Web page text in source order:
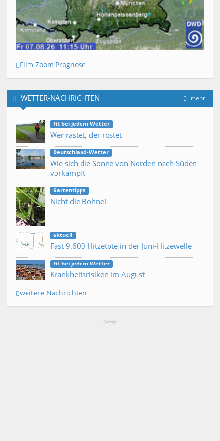
Film Zoom Prognose
mehr
WETTER-NACHRICHTEN
Fit bei jedem Wetter
Wer rastet, der rostet
Deutschland-Wetter
Wie sich die Sonne von Norden nach Süden
vorkämpft
Gartentipps
Nicht die Bohne!
aktuell
Fast 9.600 Hitzetote in der Juni-Hitzewelle
Fit bei jedem Wetter
Krankheitsrisiken im August
weitere Nachrichten
Anzeige